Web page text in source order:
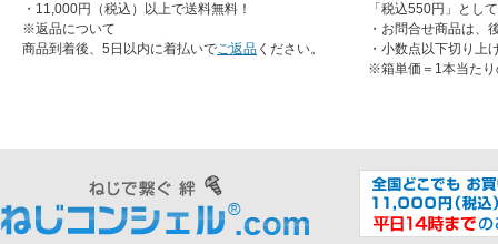
・11,000円（税込）以上で送料無料！
※返品について
商品到着後、5日以内に着払いでご返品 ください。
「税込550円」とし
・お問合せ商品は、
・小数点以下切り上
※箱単価＝1本当たり